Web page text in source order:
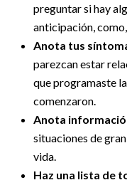
preguntar si hay
anticipación,
Anota tus
parezcan estar
que programaste
comenzaron.
Anota
situaciones de
vida.
Haz una lista de